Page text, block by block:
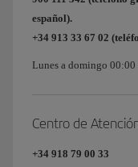
español).
+34 913 33 67 02
Lunes a domingo 00:00
Centro de
+34 918 79 00 33